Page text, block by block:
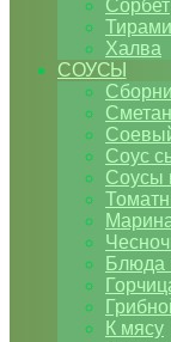
Сорбет
Халва
СОУСЫ
Соус
Соусы
Блюда
К мясу